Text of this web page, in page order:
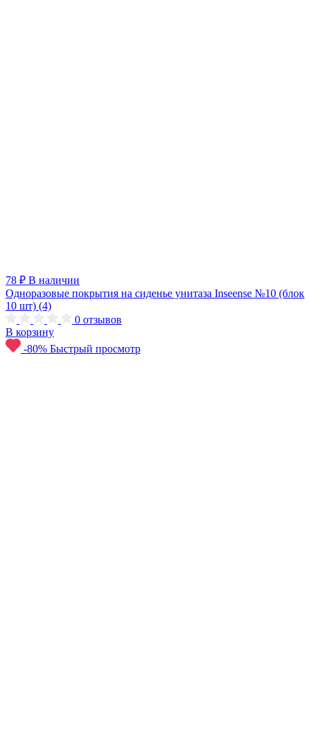
78 ₽ В наличии
Одноразовые покрытия на сиденье унитаза Inseense №10 (блок
10 шт) (4)
0 отзывов
В корзину
-80% Быстрый просмотр